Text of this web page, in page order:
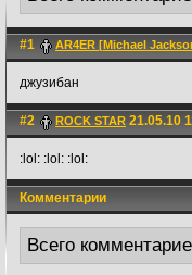
#1 AR4ER [Michael
джузибан
#2 ROCK STAR 21.05.10
:lol: :lol: :lol:
Комментарии
Всего